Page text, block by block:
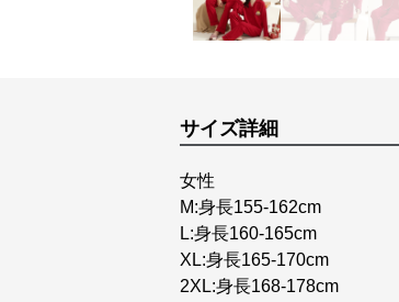
サイズ詳細
女性
M:身長155-162cm
L:身長160-165cm
XL:身長165-170cm
2XL:身長168-178cm